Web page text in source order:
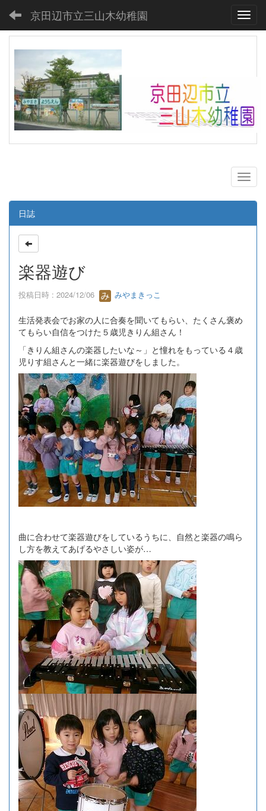
京田辺市立三山木幼稚園
日誌
楽器遊び
投稿日時 : 2024/12/06 みやまきっこ
生活発表会でお家の人に合奏を聞いてもらい、たくさん褒め
てもらい自信をつけた５歳児きりん組さん！
「きりん組さんの楽器したいな～」と憧れをもっている４歳
児りす組さんと一緒に楽器遊びをしました。
曲に合わせて楽器遊びをしているうちに、自然と楽器の鳴ら
し方を教えてあげるやさしい姿が…